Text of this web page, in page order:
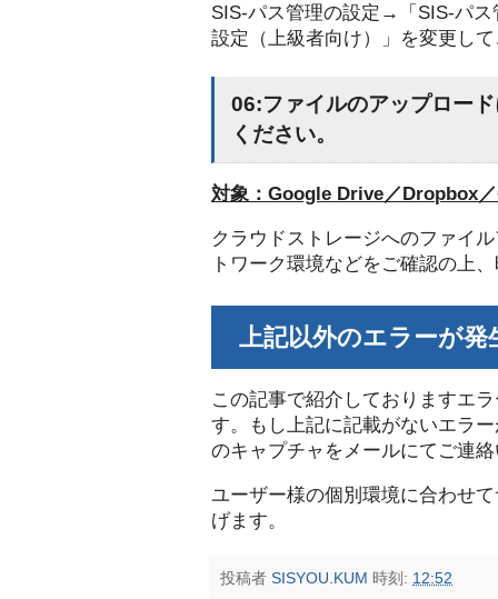
SIS-パス管理の設定→「SIS-パ
設定（上級者向け）」を変更し
06:ファイルのアップロー
ください。
対象：Google Drive／Dropbox
クラウドストレージへのファイ
トワーク環境などをご確認の上
上記以外のエラーが発
この記事で紹介しておりますエ
す。もし上記に記載がないエラ
のキャプチャをメールにてご連
ユーザー様の個別環境に合わせ
げます。
投稿者 SISYOU.KUM 時刻: 12:52